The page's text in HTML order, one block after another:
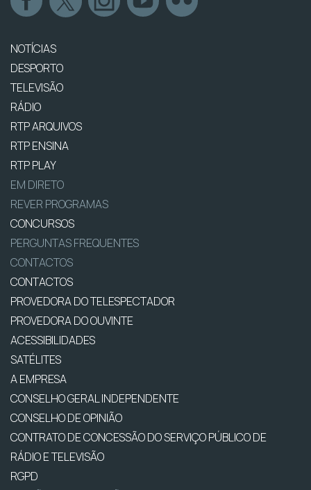
NOTÍCIAS
DESPORTO
TELEVISÃO
RÁDIO
RTP ARQUIVOS
RTP ENSINA
RTP PLAY
EM DIRETO
REVER PROGRAMAS
CONCURSOS
PERGUNTAS FREQUENTES
CONTACTOS
CONTACTOS
PROVEDORA DO TELESPECTADOR
PROVEDORA DO OUVINTE
ACESSIBILIDADES
SATÉLITES
A EMPRESA
CONSELHO GERAL INDEPENDENTE
CONSELHO DE OPINIÃO
CONTRATO DE CONCESSÃO DO SERVIÇO PÚBLICO DE
RÁDIO E TELEVISÃO
RGPD